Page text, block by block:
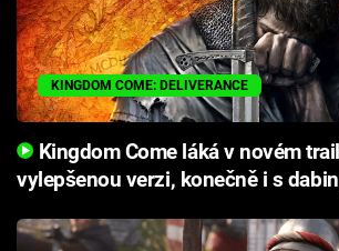
KINGDOM COME: DELIVERANCE
Kingdom Come láká v novém
vylepšenou verzi, konečně i s